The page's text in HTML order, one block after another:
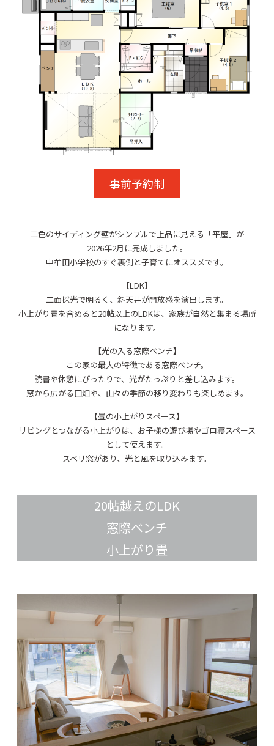
事前予約制
二色のサイディング壁がシンプルで上品に見える「平屋」が
2026年2月に完成しました。
中牟田小学校のすぐ裏側と子育てにオススメです。
【LDK】
二面採光で明るく、斜天井が開放感を演出します。
小上がり畳を含めると20帖以上のLDKは、家族が自然と集まる場所
になります。
【光の入る窓際ベンチ】
この家の最大の特徴である窓際ベンチ。
読書や休憩にぴったりで、光がたっぷりと差し込みます。
窓から広がる田畑や、山々の季節の移り変わりも楽しめます。
【畳の小上がりスペース】
リビングとつながる小上がりは、お子様の遊び場やゴロ寝スペース
として使えます。
スベリ窓があり、光と風を取り込みます。
20帖越えのLDK
窓際ベンチ
小上がり畳